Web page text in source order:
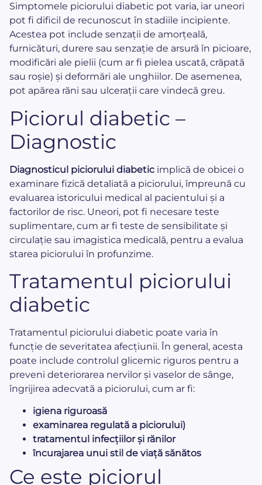
Simptomele piciorului diabetic pot varia, iar uneori
pot fi dificil de recunoscut în stadiile incipiente.
Acestea pot include senzații de amorțeală,
furnicături, durere sau senzație de arsură în picioare,
modificări ale pielii (cum ar fi pielea uscată, crăpată
sau roșie) și deformări ale unghiilor. De asemenea,
pot apărea răni sau ulcerații care vindecă greu.
Piciorul diabetic –
Diagnostic
Diagnosticul piciorului diabetic implică de obicei o
examinare fizică detaliată a piciorului, împreună cu
evaluarea istoricului medical al pacientului și a
factorilor de risc. Uneori, pot fi necesare teste
suplimentare, cum ar fi teste de sensibilitate și
circulație sau imagistica medicală, pentru a evalua
starea piciorului în profunzime.
Tratamentul piciorului
diabetic
Tratamentul piciorului diabetic poate varia în
funcție de severitatea afecțiunii. În general, acesta
poate include controlul glicemic riguros pentru a
preveni deteriorarea nervilor și vaselor de sânge,
îngrijirea adecvată a piciorului, cum ar fi:
igiena riguroasă
examinarea regulată a piciorului)
tratamentul infecțiilor și rănilor
încurajarea unui stil de viață sănătos
Ce este piciorul